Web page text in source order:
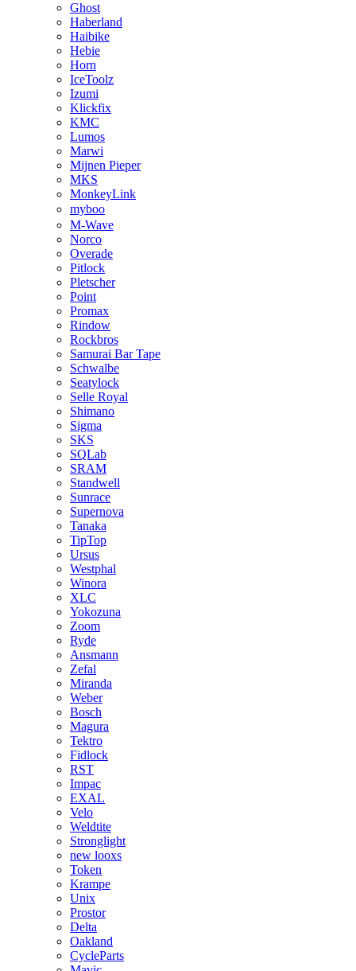
Ghost
Haberland
Haibike
Hebie
Horn
IceToolz
Izumi
Klickfix
KMC
Lumos
Marwi
Mijnen Pieper
MKS
MonkeyLink
myboo
M-Wave
Norco
Overade
Pitlock
Pletscher
Point
Promax
Rindow
Rockbros
Samurai Bar Tape
Schwalbe
Seatylock
Selle Royal
Shimano
Sigma
SKS
SQLab
SRAM
Standwell
Sunrace
Supernova
Tanaka
TipTop
Ursus
Westphal
Winora
XLC
Yokozuna
Zoom
Ryde
Ansmann
Zefal
Miranda
Weber
Bosch
Magura
Tektro
Fidlock
RST
Impac
EXAL
Velo
Weldtite
Stronglight
new looxs
Token
Krampe
Unix
Prostor
Delta
Oakland
CycleParts